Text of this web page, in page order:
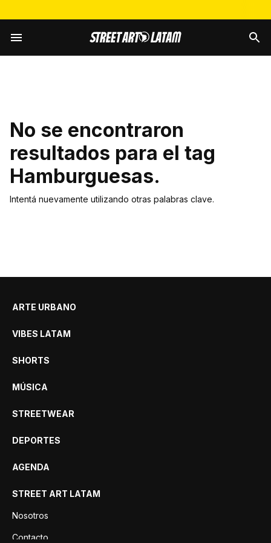
No se encontraron
resultados para el tag
Hamburguesas.
Intentá nuevamente utilizando otras palabras clave.
ARTE URBANO
VIBES LATAM
SHORTS
MÚSICA
STREETWEAR
DEPORTES
AGENDA
STREET ART LATAM
Nosotros
Contacto